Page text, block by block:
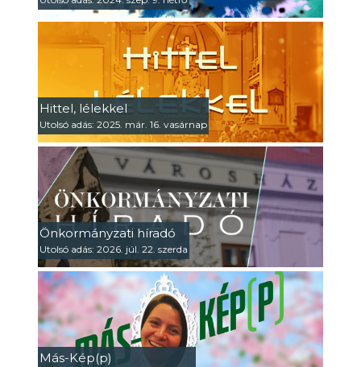
Hittel, lélekkel
Utolsó adás: 2025. már. 16. vasárnap
Önkormányzati híradó
Utolsó adás: 2026. júl. 22. szerda
Más-Kép(p)